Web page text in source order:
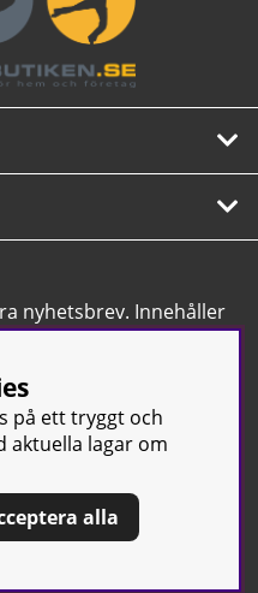
nyhetsbrev. Innehåller
erbjudanden.
oss| All rights reserved
87 00
på ett tryggt och
aktuella lagar om
alla